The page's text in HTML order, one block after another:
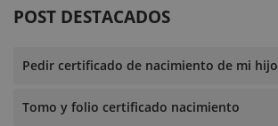
POST DESTACADOS
Pedir certificado de nacimiento de mi hijo
Tomo y folio certificado nacimiento